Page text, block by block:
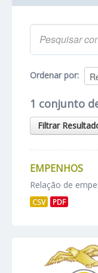
Ordenar por
1 conjunto
Filtrar
EMPENHOS
Relação de
CSV PDF